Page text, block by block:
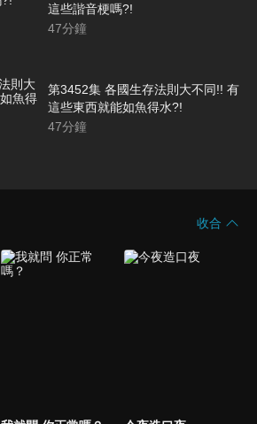
這些諧音梗嗎?!
47分鐘
第3452集 各國生存法則大不同!! 有
這些東西就能如魚得水?!
47分鐘
收合